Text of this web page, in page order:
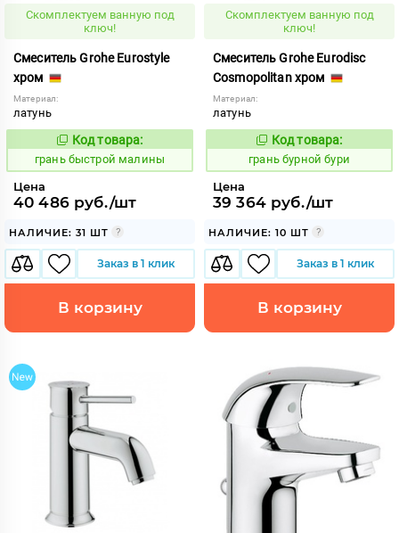
Скомплектуем ванную под
ключ!
Смеситель Grohe Eurostyle
хром
Материал:
латунь
Код:
313546
Код товара:
грань быстрой малины
Цена
40 486 руб./шт
НАЛИЧИЕ: 31 ШТ
Заказ в 1 клик
В корзину
Скомплектуем ванную под
ключ!
Смеситель Grohe Eurodisc
Cosmopolitan хром
Материал:
латунь
Код:
313380
Код товара:
грань бурной бури
Цена
39 364 руб./шт
НАЛИЧИЕ: 10 ШТ
Заказ в 1 клик
В корзину